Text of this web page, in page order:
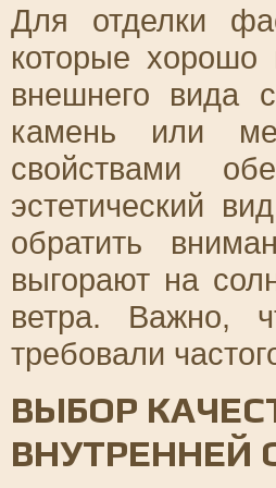
Для отделки
которые хорошо
внешнего вида
камень или
свойствами
эстетический
обратить
выгорают на
ветра. Важно,
требовали
ВЫБОР
ВНУТРЕННЕЙ